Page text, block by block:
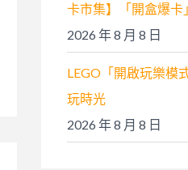
卡市集】「開盒爆卡
2026 年 8 月 8 日
LEGO「開啟玩樂模
玩時光
2026 年 8 月 8 日